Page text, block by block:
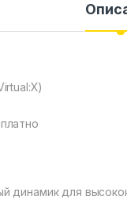
динамик для